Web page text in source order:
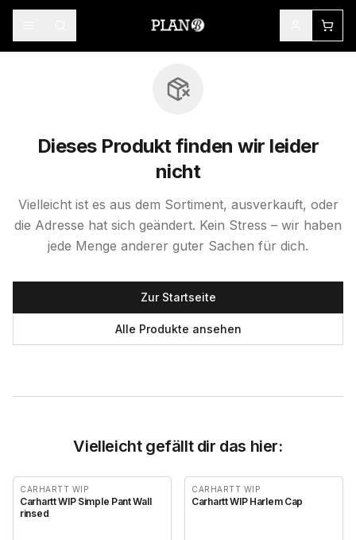
Dieses Produkt finden wir leider
nicht
Vielleicht ist es aus dem Sortiment, ausverkauft, oder
die Adresse hat sich geändert. Kein Stress – wir haben
jede Menge anderer guter Sachen für dich.
Zur Startseite
Alle Produkte ansehen
Vielleicht gefällt dir das hier:
CARHARTT WIP
Carhartt WIP Simple Pant Wall
rinsed
CARHARTT WIP
Carhartt WIP Harlem Cap